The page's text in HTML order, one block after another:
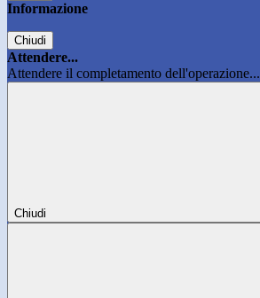
Informazione
Chiudi
Attendere...
Attendere il completamento dell'operazione...
Chiudi